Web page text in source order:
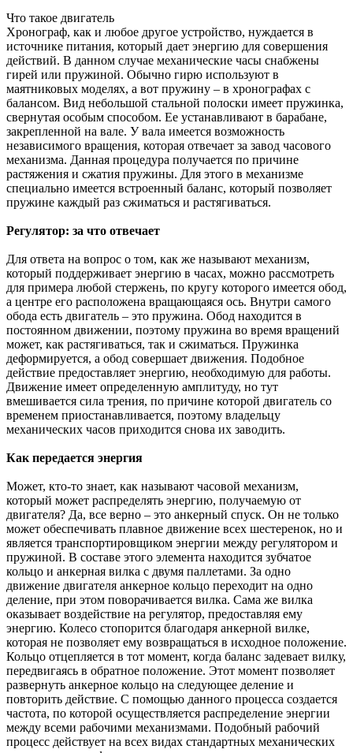
Что такое двигатель
Хронограф, как и любое другое устройство, нуждается в
источнике питания, который дает энергию для совершения
действий. В данном случае механические часы снабжены
гирей или пружиной. Обычно гирю используют в
маятниковых моделях, а вот пружину – в хронографах с
балансом. Вид небольшой стальной полоски имеет пружинка,
свернутая особым способом. Ее устанавливают в барабане,
закрепленной на вале. У вала имеется возможность
независимого вращения, которая отвечает за завод часового
механизма. Данная процедура получается по причине
растяжения и сжатия пружины. Для этого в механизме
специально имеется встроенный баланс, который позволяет
пружине каждый раз сжиматься и растягиваться.
Регулятор: за что отвечает
Для ответа на вопрос о том, как же называют механизм,
который поддерживает энергию в часах, можно рассмотреть
для примера любой стержень, по кругу которого имеется обод,
а центре его расположена вращающаяся ось. Внутри самого
обода есть двигатель – это пружина. Обод находится в
постоянном движении, поэтому пружина во время вращений
может, как растягиваться, так и сжиматься. Пружинка
деформируется, а обод совершает движения. Подобное
действие предоставляет энергию, необходимую для работы.
Движение имеет определенную амплитуду, но тут
вмешивается сила трения, по причине которой двигатель со
временем приостанавливается, поэтому владельцу
механических часов приходится снова их заводить.
Как передается энергия
Может, кто-то знает, как называют часовой механизм,
который может распределять энергию, получаемую от
двигателя? Да, все верно – это анкерный спуск. Он не только
может обеспечивать плавное движение всех шестеренок, но и
является транспортировщиком энергии между регулятором и
пружиной. В составе этого элемента находится зубчатое
кольцо и анкерная вилка с двумя паллетами. За одно
движение двигателя анкерное кольцо переходит на одно
деление, при этом поворачивается вилка. Сама же вилка
оказывает воздействие на регулятор, предоставляя ему
энергию. Колесо стопорится благодаря анкерной вилке,
которая не позволяет ему возвращаться в исходное положение.
Кольцо отцепляется в тот момент, когда баланс задевает вилку,
передвигаясь в обратное положение. Этот момент позволяет
развернуть анкерное кольцо на следующее деление и
повторить действие. С помощью данного процесса создается
частота, по которой осуществляется распределение энергии
между всеми рабочими механизмами. Подобный рабочий
процесс действует на всех видах стандартных механических